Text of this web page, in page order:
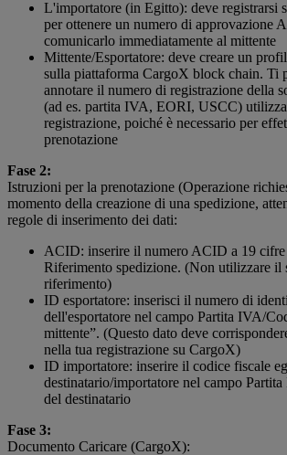
L'importatore (in Egitto): deve registrarsi
per ottenere un numero di approvazione
comunicarlo immediatamente al mittente
Mittente/Esportatore: deve creare un
sulla piattaforma CargoX block chain. Ti
annotare il numero di registrazione della
(ad es. partita IVA, EORI, USCC)
registrazione, poiché è necessario per
prenotazione
Fase 2:
Istruzioni per la prenotazione (Operazione
momento della creazione di una spedizione,
regole di inserimento dei dati:
ACID: inserire il numero ACID a 19
Riferimento spedizione. (Non utilizzare il
riferimento)
ID esportatore: inserisci il numero di
dell'esportatore nel campo Partita IVA/
mittente”. (Questo dato deve
nella tua registrazione su CargoX)
ID importatore: inserire il codice fiscale
destinatario/importatore nel campo
del destinatario
Fase 3:
Documento Caricare (CargoX):